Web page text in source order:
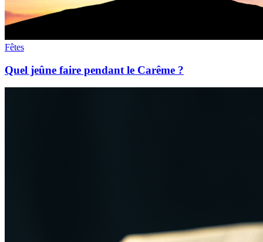
Fêtes
Quel jeûne faire pendant le Carême ?